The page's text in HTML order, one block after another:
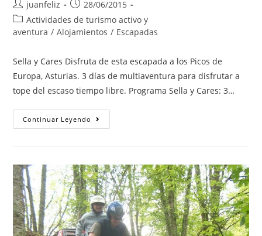
Autor
de
la
juanfeliz
Publicación
de
la
entrada:
28/06/2015
Categoría
de
entrada:
Actividades de turismo activo y
aventura / Alojamientos / Escapadas
Sella y Cares Disfruta de esta escapada a los Picos de
Europa, Asturias. 3 días de multiaventura para disfrutar a
tope del escaso tiempo libre. Programa Sella y Cares: 3…
Continuar Leyendo Escapada
Sella
Picos
De
Europa